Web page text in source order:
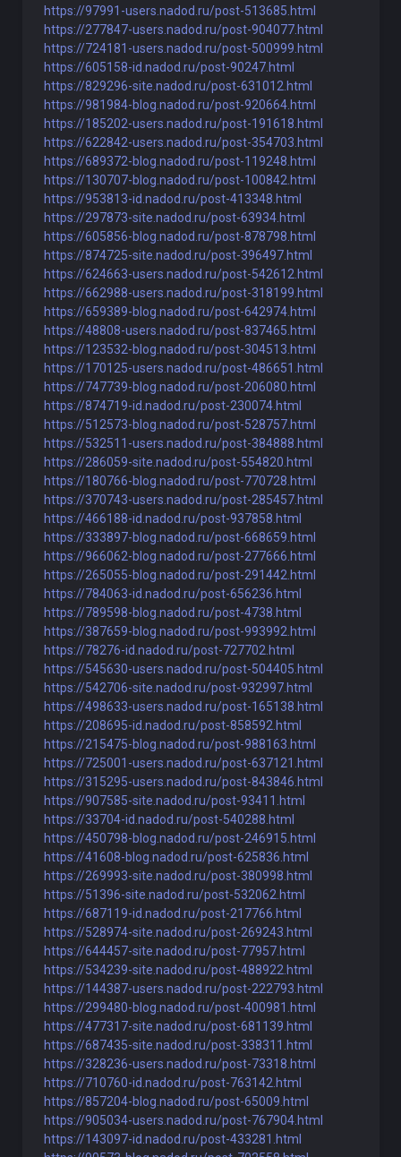
https://97991-users.nadod.ru/post-513685.html
https://277847-users.nadod.ru/post-904077.html
https://724181-users.nadod.ru/post-500999.html
https://605158-id.nadod.ru/post-90247.html
https://829296-site.nadod.ru/post-631012.html
https://981984-blog.nadod.ru/post-920664.html
https://185202-users.nadod.ru/post-191618.html
https://622842-users.nadod.ru/post-354703.html
https://689372-blog.nadod.ru/post-119248.html
https://130707-blog.nadod.ru/post-100842.html
https://953813-id.nadod.ru/post-413348.html
https://297873-site.nadod.ru/post-63934.html
https://605856-blog.nadod.ru/post-878798.html
https://874725-site.nadod.ru/post-396497.html
https://624663-users.nadod.ru/post-542612.html
https://662988-users.nadod.ru/post-318199.html
https://659389-blog.nadod.ru/post-642974.html
https://48808-users.nadod.ru/post-837465.html
https://123532-blog.nadod.ru/post-304513.html
https://170125-users.nadod.ru/post-486651.html
https://747739-blog.nadod.ru/post-206080.html
https://874719-id.nadod.ru/post-230074.html
https://512573-blog.nadod.ru/post-528757.html
https://532511-users.nadod.ru/post-384888.html
https://286059-site.nadod.ru/post-554820.html
https://180766-blog.nadod.ru/post-770728.html
https://370743-users.nadod.ru/post-285457.html
https://466188-id.nadod.ru/post-937858.html
https://333897-blog.nadod.ru/post-668659.html
https://966062-blog.nadod.ru/post-277666.html
https://265055-blog.nadod.ru/post-291442.html
https://784063-id.nadod.ru/post-656236.html
https://789598-blog.nadod.ru/post-4738.html
https://387659-blog.nadod.ru/post-993992.html
https://78276-id.nadod.ru/post-727702.html
https://545630-users.nadod.ru/post-504405.html
https://542706-site.nadod.ru/post-932997.html
https://498633-users.nadod.ru/post-165138.html
https://208695-id.nadod.ru/post-858592.html
https://215475-blog.nadod.ru/post-988163.html
https://725001-users.nadod.ru/post-637121.html
https://315295-users.nadod.ru/post-843846.html
https://907585-site.nadod.ru/post-93411.html
https://33704-id.nadod.ru/post-540288.html
https://450798-blog.nadod.ru/post-246915.html
https://41608-blog.nadod.ru/post-625836.html
https://269993-site.nadod.ru/post-380998.html
https://51396-site.nadod.ru/post-532062.html
https://687119-id.nadod.ru/post-217766.html
https://528974-site.nadod.ru/post-269243.html
https://644457-site.nadod.ru/post-77957.html
https://534239-site.nadod.ru/post-488922.html
https://144387-users.nadod.ru/post-222793.html
https://299480-blog.nadod.ru/post-400981.html
https://477317-site.nadod.ru/post-681139.html
https://687435-site.nadod.ru/post-338311.html
https://328236-users.nadod.ru/post-73318.html
https://710760-id.nadod.ru/post-763142.html
https://857204-blog.nadod.ru/post-65009.html
https://905034-users.nadod.ru/post-767904.html
https://143097-id.nadod.ru/post-433281.html